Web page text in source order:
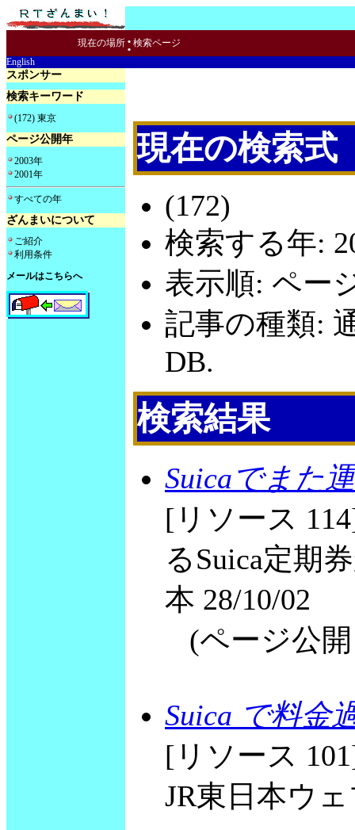
現在の場所 : 検索ページ
English
スポンサー
検索キーワード
(172) 東京
ページ公開年
2003年
2001年
すべての年
ざんまいについて
ご紹介
利用条件
メールはこちらへ
現在の検索式
(172)
検索する年:
表示順: ペー
記事の種類:
DB.
検索結果
Suicaでまた
[リソース
るSuica定期
本 28/10/02
(ページ公開
Suica で料金
[リソース
JR東日本ウ